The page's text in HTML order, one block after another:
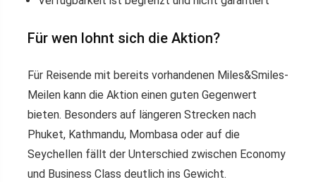
Für wen lohnt sich die Aktion?
Für Reisende mit bereits vorhandenen Miles&Smiles-
Meilen kann die Aktion einen guten Gegenwert
bieten. Besonders auf längeren Strecken nach
Phuket, Kathmandu, Mombasa oder auf die
Seychellen fällt der Unterschied zwischen Economy
und Business Class deutlich ins Gewicht.